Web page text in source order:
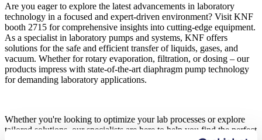
Are you eager to explore the latest advancements in laboratory
technology in a focused and expert-driven environment? Visit KNF
booth 2715 for comprehensive insights into cutting-edge equipment.
As a specialist in laboratory pumps and systems, KNF offers
solutions for the safe and efficient transfer of liquids, gases, and
vacuum. Whether for rotary evaporation, filtration, or dosing – our
products impress with state-of-the-art diaphragm pump technology
for demanding laboratory applications.
Whether you're looking to optimize your lab processes or explore
tailored solutions, our specialists are here to help you find the perfect